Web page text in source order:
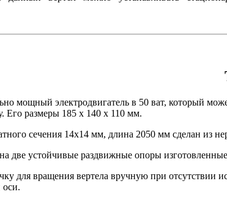
мощный электродвигатель в 50 ват, который
Его размеры 185 х 140 х 110 мм.
сечения 14х14 мм, длина 2050 мм сделан из
две устойчивые раздвижные опоры
для вращения вертела вручную при отсутствии
оси.